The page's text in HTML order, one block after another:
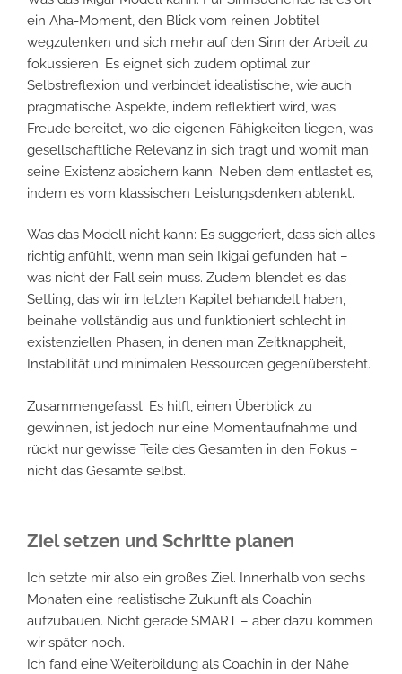
ein Aha-Moment, den Blick vom reinen Jobtitel
wegzulenken und sich mehr auf den Sinn der Arbeit zu
fokussieren. Es eignet sich zudem optimal zur
Selbstreflexion und verbindet idealistische, wie auch
pragmatische Aspekte, indem reflektiert wird, was
Freude bereitet, wo die eigenen Fähigkeiten liegen, was
gesellschaftliche Relevanz in sich trägt und womit man
seine Existenz absichern kann. Neben dem entlastet es,
indem es vom klassischen Leistungsdenken ablenkt.
Was das Modell nicht kann: Es suggeriert, dass sich alles
richtig anfühlt, wenn man sein Ikigai gefunden hat –
was nicht der Fall sein muss. Zudem blendet es das
Setting, das wir im letzten Kapitel behandelt haben,
beinahe vollständig aus und funktioniert schlecht in
existenziellen Phasen, in denen man Zeitknappheit,
Instabilität und minimalen Ressourcen gegenübersteht.
Zusammengefasst: Es hilft, einen Überblick zu
gewinnen, ist jedoch nur eine Momentaufnahme und
rückt nur gewisse Teile des Gesamten in den Fokus –
nicht das Gesamte selbst.
Ziel setzen und Schritte planen
Ich setzte mir also ein großes Ziel. Innerhalb von sechs
Monaten eine realistische Zukunft als Coachin
aufzubauen. Nicht gerade SMART – aber dazu kommen
wir später noch.
Ich fand eine Weiterbildung als Coachin in der Nähe